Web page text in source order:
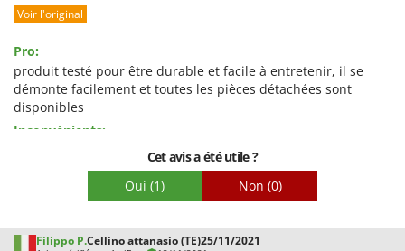
Prestations
Qualité / Prix
Facilité de montage
Voir l'original
Pro:
produit testé pour être durable et facile à entretenir, il se
démonte facilement et toutes les pièces détachées sont
disponibles
Inconvénients:
le chargeur de batterie gratuit n'est plus fourni
Cet avis a été utile ?
Oui (1) Non (0)
Filippo P.Cellino attanasio (TE)25/11/2021